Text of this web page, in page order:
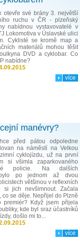
otevře své brány 3. největší
ruchu v ČR - plzeňský
nabídnou vystavovatelé v
Lokomotiva v Úslavské ulici
Cyklisté se kromě map a
materiálů mohou těšit
DVD a cyklobar. Co
nabídne?
více
manévry?
před pátou odpoledne
na náměstí na Velkou
cyklojízdu, už na první
si všimla zaparkovaného
policie. Na dalších
bylo po jednom až dvou
většinou v reflexních
si jich nevšimnout. Začala
co se děje. Nepřijel do Plzně
premiér? Když jsem přijela
kde byl sraz účastníků
došlo mi to...
více